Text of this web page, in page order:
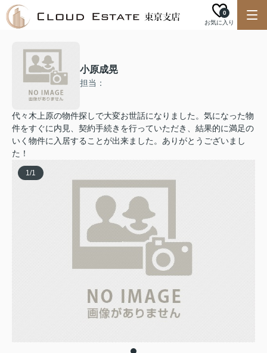
お気に入り
0
小原成晃
担当：
代々木上原の物件探しで大変お世話になりました。気になった物
件をすぐに内見、契約手続きを行っていただき、結果的に満足の
いく物件に入居することが出来ました。ありがとうございまし
た！
1/1